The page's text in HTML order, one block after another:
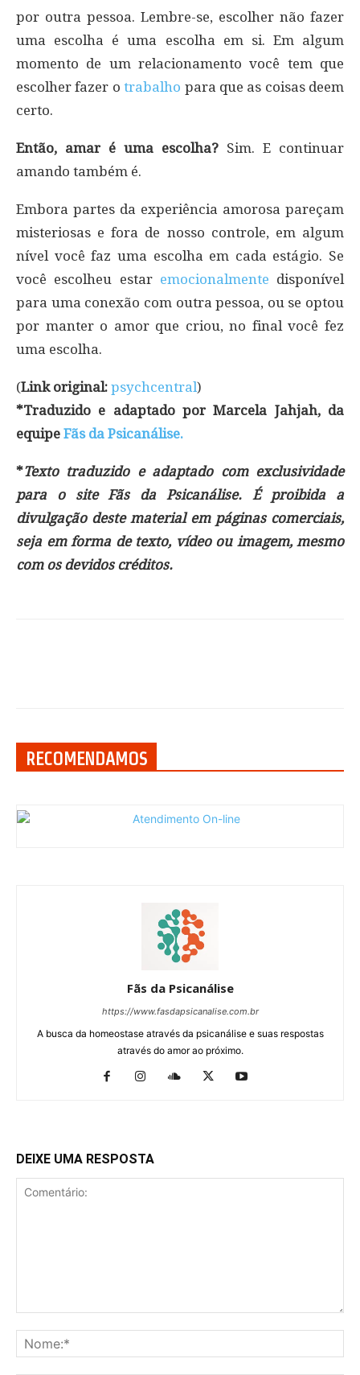
por outra pessoa. Lembre-se, escolher não fazer
uma escolha é uma escolha em si. Em algum
momento de um relacionamento você tem que
escolher fazer otrabalho para que as coisas deem
certo.
Então, amar é uma escolha? Sim. E continuar
amando também é.
Embora partes da experiência amorosa pareçam
misteriosas e fora de nosso controle, em algum
nível você faz uma escolha em cada estágio. Se
você escolheu estar emocionalmente disponível
para uma conexão com outra pessoa, ou se optou
por manter o amor que criou, no final você fez
uma escolha.
(Link original: psychcentral)
*Traduzido e adaptado por Marcela Jahjah, da
equipe Fãs da Psicanálise.
*Texto traduzido e adaptado com exclusividade
para o site Fãs da Psicanálise. É proibida a
divulgação deste material em páginas comerciais,
seja em forma de texto, vídeo ou imagem, mesmo
com os devidos créditos.
RECOMENDAMOS
Fãs da Psicanálise
https://www.fasdapsicanalise.com.br
A busca da homeostase através da psicanálise e suas respostas
através do amor ao próximo.
DEIXE UMA RESPOSTA